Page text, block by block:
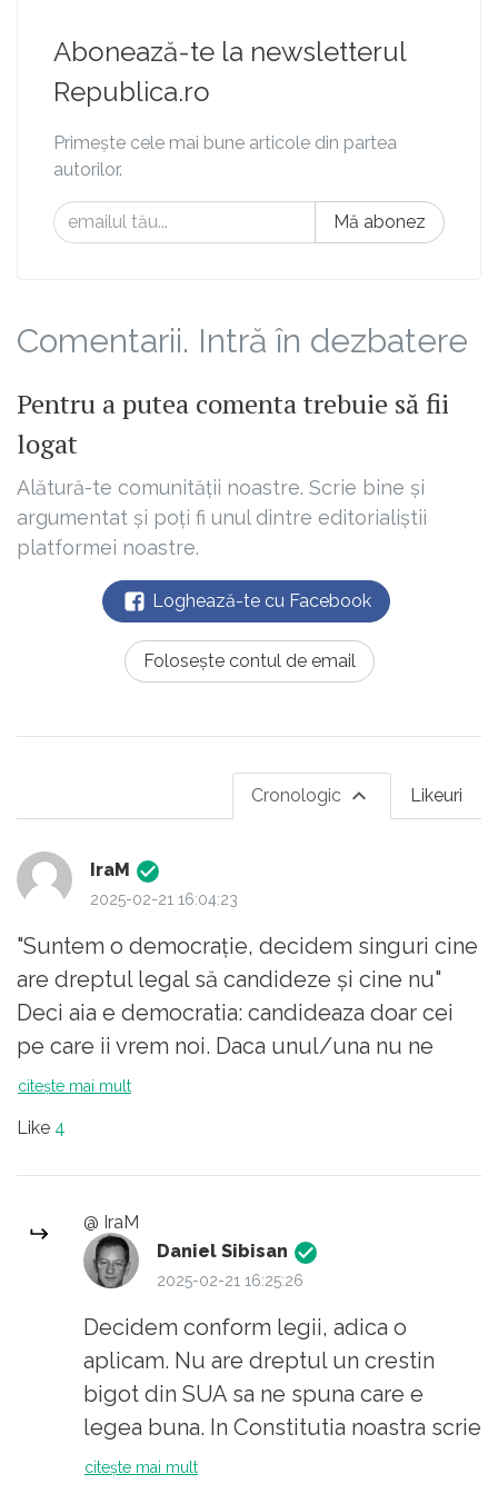
Abonează-te la newsletterul
Republica.ro
Primește cele mai bune articole din partea
autorilor.
Mă abonez
Comentarii. Intră în dezbatere
Pentru a putea comenta trebuie să fii
logat
Alătură-te comunității noastre. Scrie bine și
argumentat și poți fi unul dintre editorialiștii
platformei noastre.
Loghează-te cu Facebook
Folosește contul de email
Likeuri
Cronologic
IraM
2025-02-21 16:04:23
"Suntem o democrație, decidem singuri cine
are dreptul legal să candideze și cine nu"
Deci aia e democratia: candideaza doar cei
pe care ii vrem noi. Daca unul/una nu ne
place, nu ii dam dreptul sa candideze.
citește mai mult
Like 4
@ IraM
Daniel Sibisan
2025-02-21 16:25:26
Decidem conform legii, adica o
aplicam. Nu are dreptul un crestin
bigot din SUA sa ne spuna care e
legea buna. In Constitutia noastra scrie
ca nimeni nu e mai presus de lege. La
citește mai mult